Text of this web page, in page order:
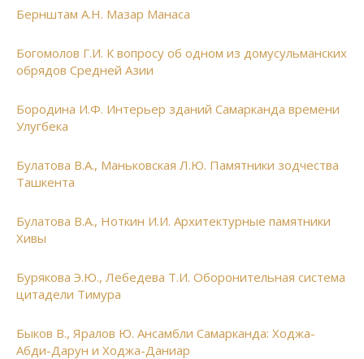
Бернштам А.Н. Мазар Манаса
Богомолов Г.И. К вопросу об одном из домусульманских
обрядов Средней Азии
Бородина И.Ф. Интерьер зданий Самарканда времени
Улугбека
Булатова В.А., Маньковская Л.Ю. Памятники зодчества
Ташкента
Булатова В.А., Ноткин И.И. Архитектурные памятники
Хивы
Бурякова Э.Ю., Лебедева Т.И. Оборонительная система
цитадели Тимура
Быков В., Яралов Ю. Ансамбли Самарканда: Ходжа-
Абди-Дарун и Ходжа-Даниар